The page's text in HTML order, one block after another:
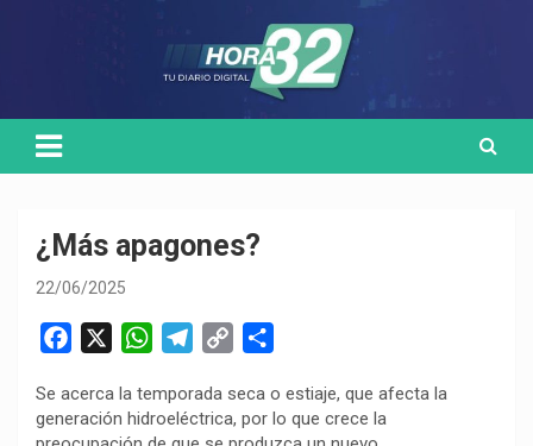
¿Más apagones?
22/06/2025
c
e
W
a
t
l
e
p
y
m
p
Se acerca la temporada seca o estiaje, que afecta la
generación hidroeléctrica, por lo que crece la